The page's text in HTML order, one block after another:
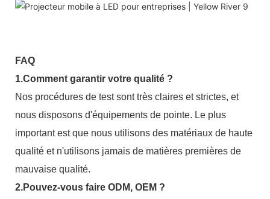
FAQ
1.Comment garantir votre qualité ?
Nos procédures de test sont très claires et strictes, et
nous disposons d'équipements de pointe. Le plus
important est que nous utilisons des matériaux de haute
qualité et n'utilisons jamais de matières premières de
mauvaise qualité.
2.Pouvez-vous faire ODM, OEM ?